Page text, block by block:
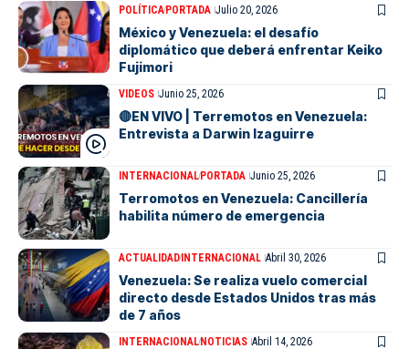
POLÍTICAPORTADA Julio 20, 2026
México y Venezuela: el desafío
diplomático que deberá enfrentar Keiko
Fujimori
VIDEOS Junio 25, 2026
🔴EN VIVO | Terremotos en Venezuela:
Entrevista a Darwin Izaguirre
INTERNACIONALPORTADA Junio 25, 2026
Terromotos en Venezuela: Cancillería
habilita número de emergencia
ACTUALIDADINTERNACIONAL Abril 30, 2026
Venezuela: Se realiza vuelo comercial
directo desde Estados Unidos tras más
de 7 años
INTERNACIONALNOTICIAS Abril 14, 2026